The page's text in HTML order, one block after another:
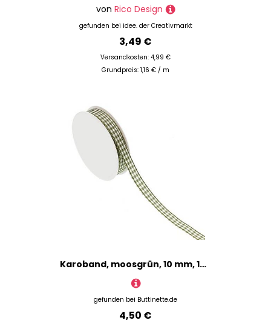
von Rico Design
gefunden bei idee. der Creativmarkt
3,49 €
Versandkosten: 4,99 €
Grundpreis: 1,16 € / m
Karoband, moosgrün, 10 mm, 10 m
gefunden bei Buttinette.de
4,50 €